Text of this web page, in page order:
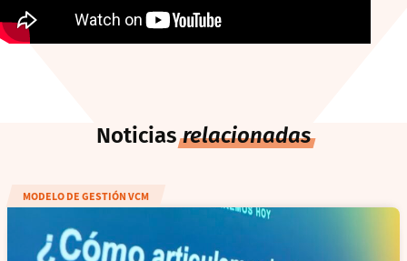
Noticiasrelacionadas
MODELO DE GESTIÓN VCM